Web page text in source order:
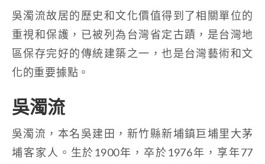
吳濁流故居的歷史和文化價值得到了相關單位的
重視和保護，已被列為台灣省定古蹟，是台灣地
區保存完好的傳統建築之一，也是台灣藝術和文
化的重要據點。
吳濁流
吳濁流，本名吳建田，新竹縣新埔鎮巨埔里大茅
埔客家人。生於1900年，卒於1976年，享年77